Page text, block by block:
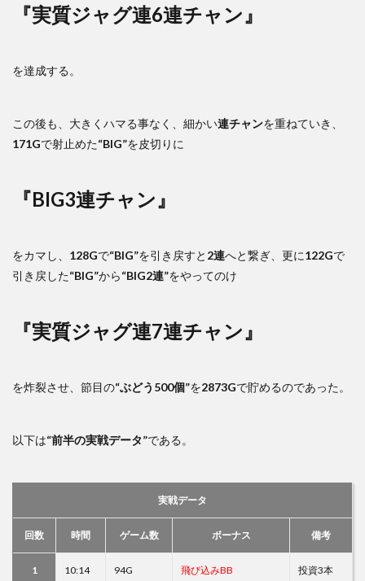
『実質ジャグ連6連チャン』
を達成する。
この後も、大きくハマる事なく、細かい連チャンを重ねていき、
171Gで射止めた“BIG”を皮切りに
『BIG3連チャン』
をカマし、 128Gで“BIG”を引き戻すと 2連へと繋ぎ、更に122Gで
引き戻した“BIG”から“BIG2連”をやってのけ
『実質ジャグ連7連チャン』
を炸裂させ、節目の“ぶどう500個”を2873Gで貯めるのであった。
以下は“前半の実戦データ”である。
実戦データ
回数 時間 ゲーム数 ボーナス 備考
1 10:14 94G 飛び込みBB 投資3本